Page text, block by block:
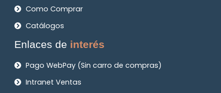
Como Comprar
Catálogos
Enlaces de interés
Pago WebPay (Sin carro de compras)
Intranet Ventas